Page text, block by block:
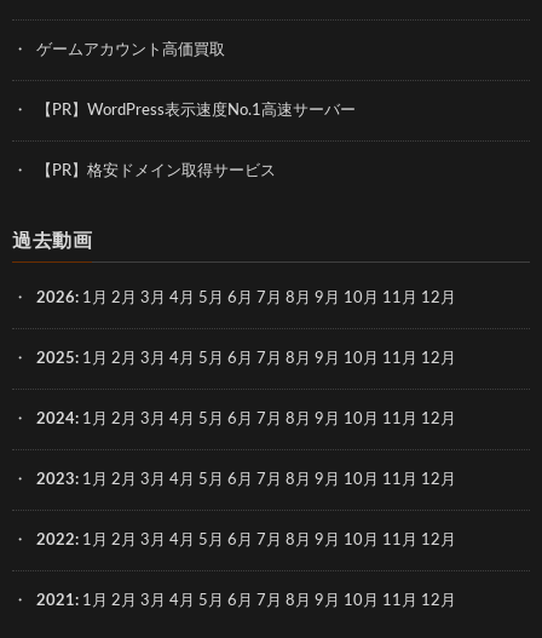
ゲームアカウント高価買取
【PR】WordPress表示速度No.1高速サーバー
【PR】格安ドメイン取得サービス
過去動画
2026: 1月 2月 3月 4月 5月 6月 7月 8月 9月 10月 11月 12月
2025: 1月 2月 3月 4月 5月 6月 7月 8月 9月 10月 11月 12月
2024: 1月 2月 3月 4月 5月 6月 7月 8月 9月 10月 11月 12月
2023: 1月 2月 3月 4月 5月 6月 7月 8月 9月 10月 11月 12月
2022: 1月 2月 3月 4月 5月 6月 7月 8月 9月 10月 11月 12月
2021: 1月 2月 3月 4月 5月 6月 7月 8月 9月 10月 11月 12月